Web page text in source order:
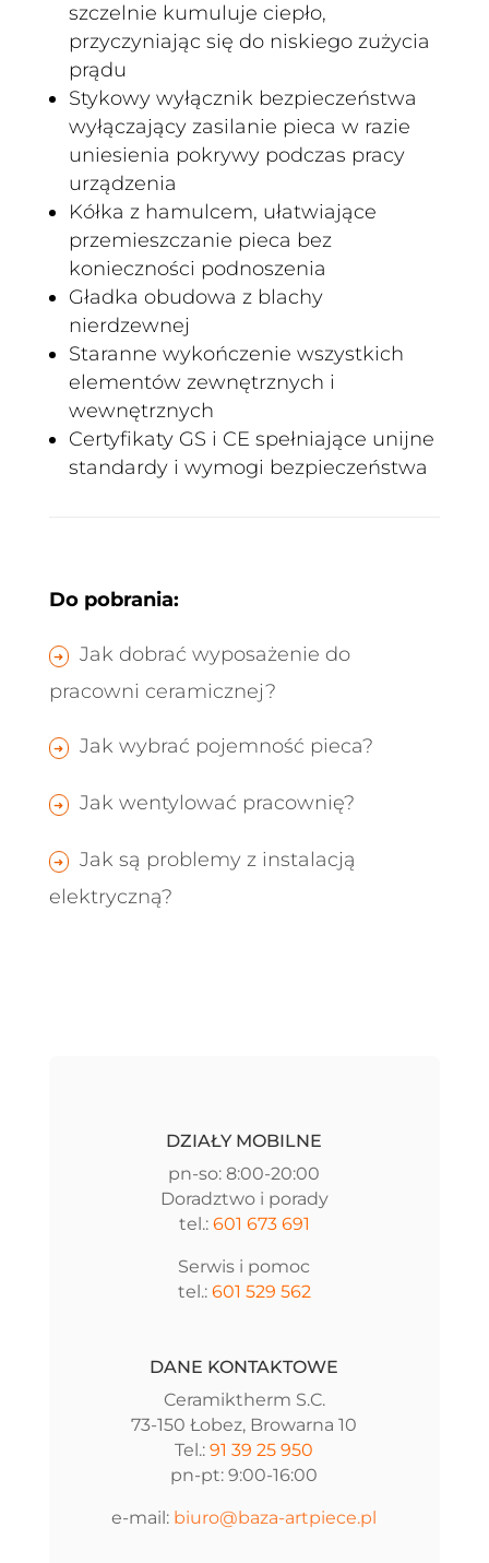
szczelnie kumuluje ciepło,
przyczyniając się do niskiego zużycia
prądu
Stykowy wyłącznik bezpieczeństwa
wyłączający zasilanie pieca w razie
uniesienia pokrywy podczas pracy
urządzenia
Kółka z hamulcem, ułatwiające
przemieszczanie pieca bez
konieczności podnoszenia
Gładka obudowa z blachy
nierdzewnej
Staranne wykończenie wszystkich
elementów zewnętrznych i
wewnętrznych
Certyfikaty GS i CE spełniające unijne
standardy i wymogi bezpieczeństwa
Do pobrania:
Jak dobrać wyposażenie do
pracowni ceramicznej?
Jak wybrać pojemność pieca?
Jak wentylować pracownię?
Jak są problemy z instalacją
elektryczną?
DZIAŁY MOBILNE
pn-so: 8:00-20:00
Doradztwo i porady
tel.: 601 673 691
Serwis i pomoc
tel.: 601 529 562
DANE KONTAKTOWE
Ceramiktherm S.C.
73-150 Łobez, Browarna 10
Tel.:91 39 25 950
pn-pt: 9:00-16:00
e-mail: biuro@baza-artpiece.pl